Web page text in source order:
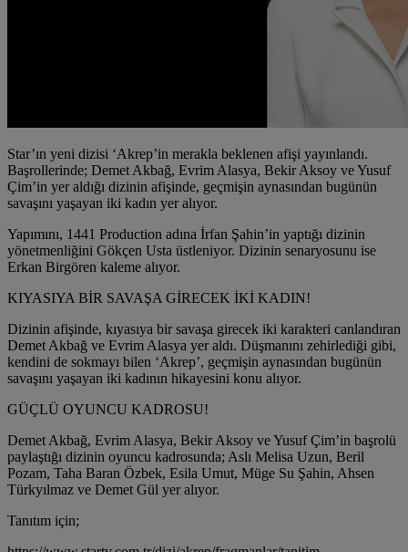
Star’ın yeni dizisi ‘Akrep’in merakla beklenen afişi yayınlandı.
Başrollerinde; Demet Akbağ, Evrim Alasya, Bekir Aksoy ve Yusuf
Çim’in yer aldığı dizinin afişinde, geçmişin aynasından bugünün
savaşını yaşayan iki kadın yer alıyor.
Yapımını, 1441 Production adına İrfan Şahin’in yaptığı dizinin
yönetmenliğini Gökçen Usta üstleniyor. Dizinin senaryosunu ise
Erkan Birgören kaleme alıyor.
KIYASIYA BİR SAVAŞA GİRECEK İKİ KADIN!
Dizinin afişinde, kıyasıya bir savaşa girecek iki karakteri canlandıran
Demet Akbağ ve Evrim Alasya yer aldı. Düşmanını zehirlediği gibi,
kendini de sokmayı bilen ‘Akrep’, geçmişin aynasından bugünün
savaşını yaşayan iki kadının hikayesini konu alıyor.
GÜÇLÜ OYUNCU KADROSU!
Demet Akbağ, Evrim Alasya, Bekir Aksoy ve Yusuf Çim’in başrolü
paylaştığı dizinin oyuncu kadrosunda; Aslı Melisa Uzun, Beril
Pozam, Taha Baran Özbek, Esila Umut, Müge Su Şahin, Ahsen
Türkyılmaz ve Demet Gül yer alıyor.
Tanıtım için;